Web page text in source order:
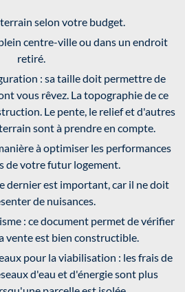
selon votre budget.
centre-ville ou dans un endroit
retiré.
: sa taille doit permettre de
vous rêvez. La topographie de ce
Le pente, le relief et d'autres
sont à prendre en compte.
à optimiser les performances
de votre futur logement.
dernier est important, car il ne doit
de nuisances.
: ce document permet de vérifier
vente est bien constructible.
pour la viabilisation : les frais de
d'eau et d'énergie sont plus